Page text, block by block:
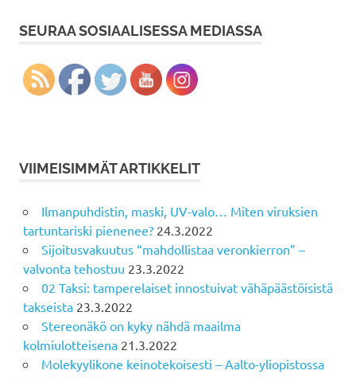
SEURAA SOSIAALISESSA MEDIASSA
VIIMEISIMMÄT ARTIKKELIT
Ilmanpuhdistin, maski, UV-valo… Miten viruksien
tartuntariski pienenee? 24.3.2022
Sijoitusvakuutus “mahdollistaa veronkierron” –
valvonta tehostuu 23.3.2022
02 Taksi: tamperelaiset innostuivat vähäpäästöisistä
takseista 23.3.2022
Stereonäkö on kyky nähdä maailma
kolmiulotteisena 21.3.2022
Molekyylikone keinotekoisesti – Aalto-yliopistossa